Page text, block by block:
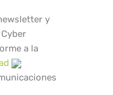
y
a la